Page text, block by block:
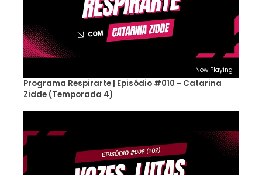
Now Playing
Programa Respirarte | Episódio #010 - Catarina
Zidde (Temporada 4)